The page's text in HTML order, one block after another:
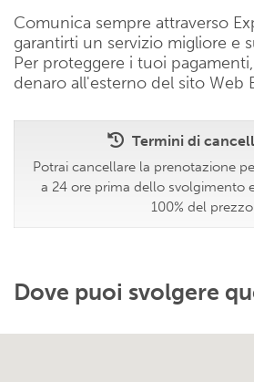
Comunica sempre attraverso
garantirti un servizio migliore e
Per proteggere i tuoi
denaro all'esterno del sito Web
Termini di
Potrai cancellare la prenotazione
a 24 ore prima dello svolgimento
100% del
Dove puoi svolgere